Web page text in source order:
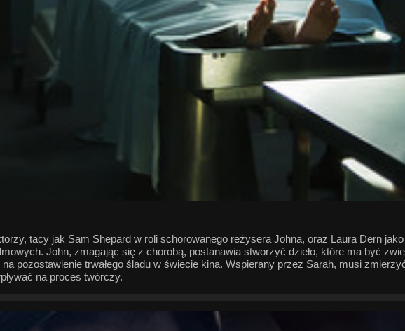
tacy jak Sam Shepard w roli schorowanego reżysera Johna, oraz Laura Dern
John, zmagając się z chorobą, postanawia stworzyć dzieło, które ma być
pozostawienie trwałego śladu w świecie kina. Wspierany przez Sarah, musi
na proces twórczy.